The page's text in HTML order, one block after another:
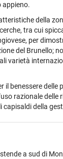
appieno.
della
tra cui
per
del Brunello;
varietà
il benessere
razionale delle
capisaldi della
a sud di